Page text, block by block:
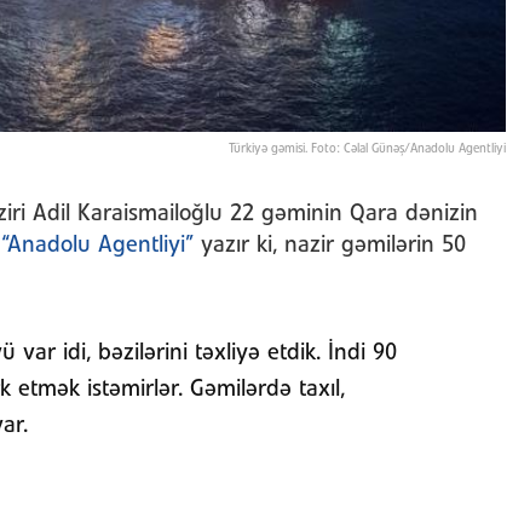
Türkiyə gəmisi. Foto: Cəlal Günəş/Anadolu Agentliyi
Adil Karaismailoğlu 22 gəminin Qara dənizin
“Anadolu Agentliyi” yazır ki, nazir gəmilərin 50
var idi, bəzilərini təxliyə etdik. İndi 90
istəmirlər. Gəmilərdə taxıl,